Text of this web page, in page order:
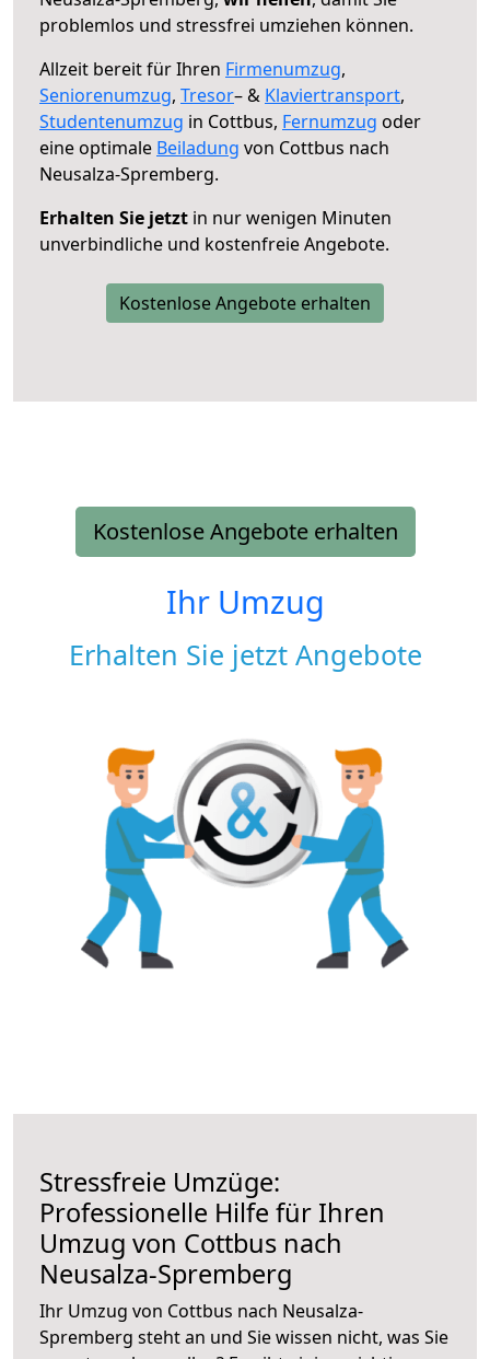
problemlos und stressfrei umziehen können.
Allzeit bereit für Ihren Firmenumzug,
Seniorenumzug, Tresor– & Klaviertransport,
Studentenumzug in Cottbus, Fernumzug oder
eine optimale Beiladung von Cottbus nach
Neusalza-Spremberg.
Erhalten Sie jetzt in nur wenigen Minuten
unverbindliche und kostenfreie Angebote.
Kostenlose Angebote erhalten
Kostenlose Angebote erhalten
Ihr Umzug
Erhalten Sie jetzt Angebote
Stressfreie Umzüge:
Professionelle Hilfe für Ihren
Umzug von Cottbus nach
Neusalza-Spremberg
Ihr Umzug von Cottbus nach Neusalza-
Spremberg steht an und Sie wissen nicht, was Sie